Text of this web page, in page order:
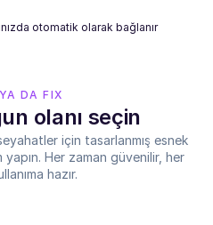
otomatik olarak bağlanır
DA FIX
olanı seçin
için tasarlanmış esnek
yapın. Her zaman güvenilir, her
hazır.